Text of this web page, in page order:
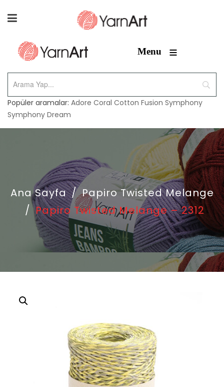
Menu ≡
Popüler aramalar: Adore Coral Cotton Fusion Symphony
Symphony Dream
Ana Sayfa / Papiro Twisted Melange
/ Papiro Twisted Melange – 2312